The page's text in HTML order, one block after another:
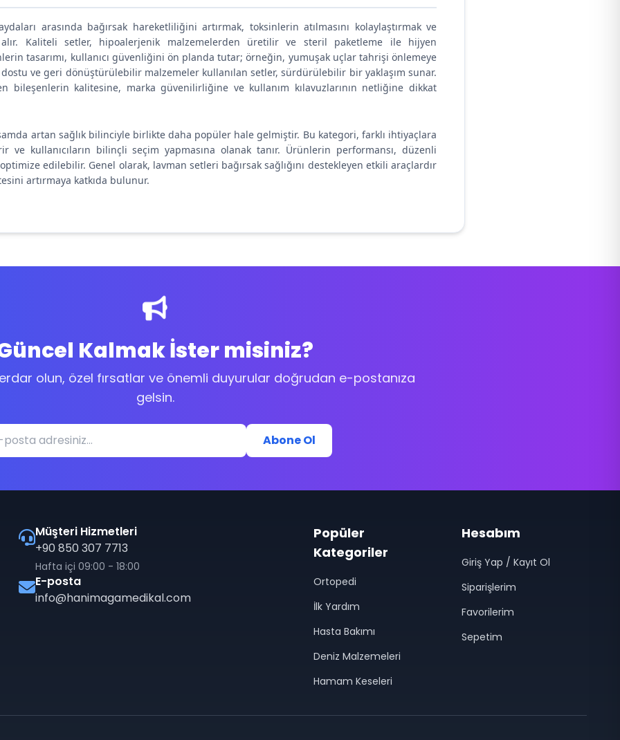
arasında bağırsak hareketliliğini artırmak, toksinlerin atılmasını kolaylaştırmak ve
Kaliteli setler, hipoalerjenik malzemelerden üretilir ve steril paketleme ile hijyen
tasarımı, kullanıcı güvenliğini ön planda tutar; örneğin, yumuşak uçlar tahrişi önlemeye
dostu ve geri dönüştürülebilir malzemeler kullanılan setler, sürdürülebilir bir yaklaşım sunar.
bileşenlerin kalitesine, marka güvenilirliğine ve kullanım kılavuzlarının netliğine dikkat
artan sağlık bilinciyle birlikte daha popüler hale gelmiştir. Bu kategori, farklı ihtiyaçlara
ve kullanıcıların bilinçli seçim yapmasına olanak tanır. Ürünlerin performansı, düzenli
edilebilir. Genel olarak, lavman setleri bağırsak sağlığını destekleyen etkili araçlardır
artırmaya katkıda bulunur.
Kalmak İster misiniz?
olun, özel fırsatlar ve önemli duyurular doğrudan e-postanıza
gelsin.
Abone Ol
Müşteri Hizmetleri
+90 850 307 7713
Hafta içi 09:00 - 18:00
E-posta
info@hanimagamedikal.com
Popüler
Kategoriler
Ortopedi
İlk Yardım
Hasta Bakımı
Deniz Malzemeleri
Hamam Keseleri
Hesabım
Giriş Yap / Kayıt Ol
Siparişlerim
Favorilerim
Sepetim